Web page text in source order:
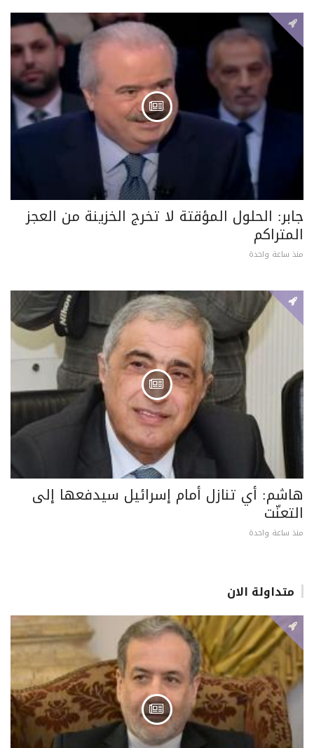
جابر: الحلول المؤقتة لا تخرج الخزينة من العجز
المتراكم
منذ ساعة واحدة
هاشم: أي تنازل أمام إسرائيل سيدفعها إلى
التعنّت
منذ ساعة واحدة
متداولة الان